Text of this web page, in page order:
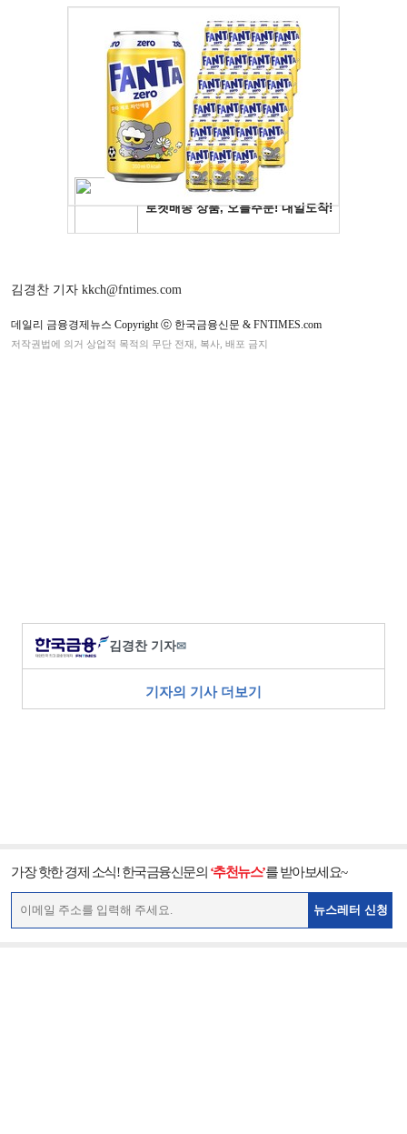
김경찬 기자 kkch@fntimes.com
데일리 금융경제뉴스 Copyright ⓒ 한국금융신문 & FNTIMES.com
저작권법에 의거 상업적 목적의 무단 전재, 복사, 배포 금지
김경찬 기자✉
기자의 기사 더보기
가장 핫한 경제 소식! 한국금융신문의 ‘추천뉴스’를 받아보세요~
뉴스레터 신청